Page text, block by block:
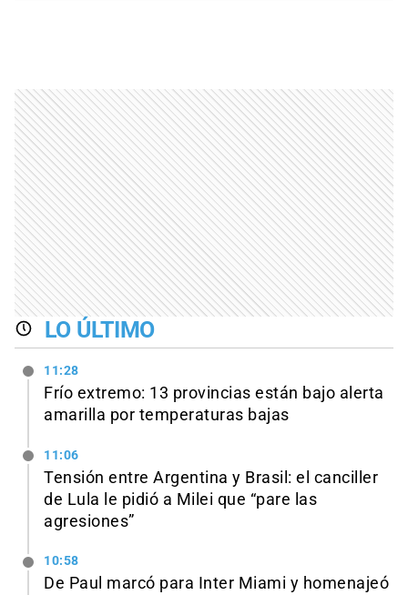
LO ÚLTIMO
11:28
Frío extremo: 13 provincias están bajo alerta
amarilla por temperaturas bajas
11:06
Tensión entre Argentina y Brasil: el canciller
de Lula le pidió a Milei que “pare las
agresiones”
10:58
De Paul marcó para Inter Miami y homenajeó